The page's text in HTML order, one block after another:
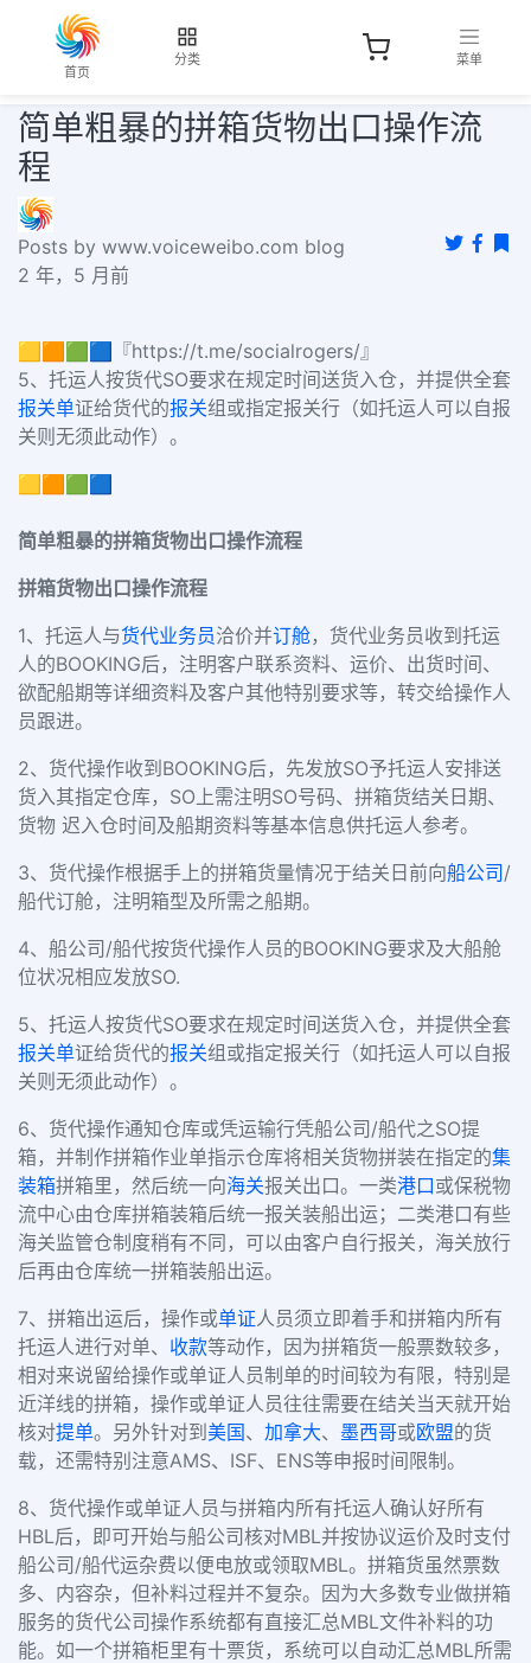
首页
分类 菜单
简单粗暴的拼箱货物出口操作流
程
Posts by www.voiceweibo.com blog
2 年，5 月前
🟨🟧🟩🟦『https://t.me/socialrogers/』
5、托运人按货代SO要求在规定时间送货入仓，并提供全套
报关单证给货代的报关组或指定报关行（如托运人可以自报
关则无须此动作）。
🟨🟧🟩🟦
简单粗暴的拼箱货物出口操作流程
拼箱货物出口操作流程
1、托运人与货代业务员洽价并订舱，货代业务员收到托运
人的BOOKING后，注明客户联系资料、运价、出货时间、
欲配船期等详细资料及客户其他特别要求等，转交给操作人
员跟进。
2、货代操作收到BOOKING后，先发放SO予托运人安排送
货入其指定仓库，SO上需注明SO号码、拼箱货结关日期、
货物 迟入仓时间及船期资料等基本信息供托运人参考。
3、货代操作根据手上的拼箱货量情况于结关日前向船公司 /
船代订舱，注明箱型及所需之船期。
4、船公司/船代按货代操作人员的BOOKING要求及大船舱
位状况相应发放SO.
5、托运人按货代SO要求在规定时间送货入仓，并提供全套
报关单证给货代的报关组或指定报关行（如托运人可以自报
关则无须此动作）。
6、货代操作通知仓库或凭运输行凭船公司/船代之SO提
箱，并制作拼箱作业单指示仓库将相关货物拼装在指定的集
装箱拼箱里，然后统一向海关报关出口。一类港口或保税物
流中心由仓库拼箱装箱后统一报关装船出运；二类港口有些
海关监管仓制度稍有不同，可以由客户自行报关，海关放行
后再由仓库统一拼箱装船出运。
7、拼箱出运后，操作或单证人员须立即着手和拼箱内所有
托运人进行对单、 收款等动作，因为拼箱货一般票数较多，
相对来说留给操作或单证人员制单的时间较为有限，特别是
近洋线的拼箱，操作或单证人员往往需要在结关当天就开始
核对提单。另外针对到 美国、 加拿大、 墨西哥或欧盟的货
载，还需特别注意AMS、ISF、ENS等申报时间限制。
8、货代操作或单证人员与拼箱内所有托运人确认好所有
HBL后，即可开始与船公司核对MBL并按协议运价及时支付
船公司/船代运杂费以便电放或领取MBL。拼箱货虽然票数
多、内容杂，但补料过程并不复杂。因为大多数专业做拼箱
服务的货代公司操作系统都有直接汇总MBL文件补料的功
能。如一个拼箱柜里有十票货，系统可以自动汇总MBL所需